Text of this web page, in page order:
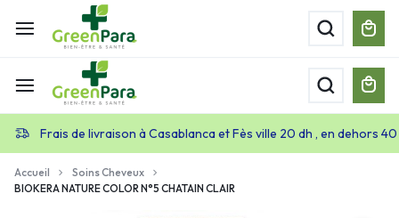
Frais de livraison à Casablanca et Fès ville 20 dh , en dehors
Accueil
Soins Cheveux
BIOKERA NATURE COLOR N°5 CHATAIN CLAIR